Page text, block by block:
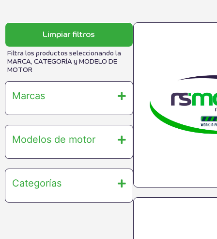
Limpiar filtros
Filtra los productos seleccionando la
MARCA, CATEGORÍA y MODELO DE
MOTOR
Marcas
Modelos de motor
Categorías